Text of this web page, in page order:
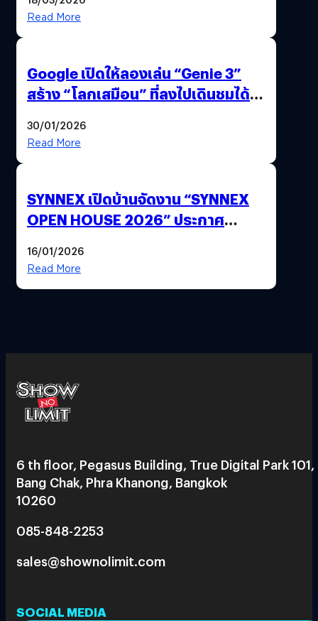
Read More
Google เปิดให้ลองเล่น “Genie 3”
สร้าง “โลกเสมือน” ที่ลงไปเดินชมได้
30/01/2026
Read More
SYNNEX เปิดบ้านจัดงาน “SYNNEX
OPEN HOUSE 2026” ประกาศ
ได้ 53,000 ล้านบาท
16/01/2026
Read More
6 th floor, Pegasus Building, True Digital Park 101,
Bang Chak, Phra Khanong, Bangkok
10260
085-848-2253
sales@shownolimit.com
SOCIAL MEDIA